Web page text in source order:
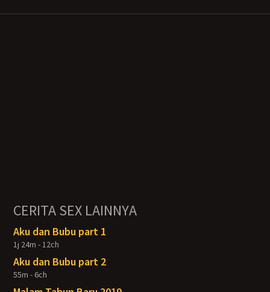
CERITA SEX LAINNYA
Aku dan Bubu part 1
1j 24m - 12ch
Aku dan Bubu part 2
55m - 6ch